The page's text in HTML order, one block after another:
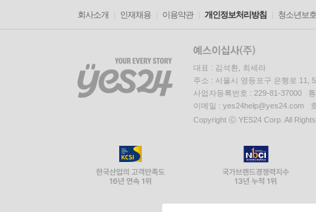
회사소개 인재채용 이용약관 개인정보처리방침 청소년보
대표 : 김석환, 최세라
주소 : 서울시 영등포구 은행로 11,
사업자등록번호 : 229-81-37000
이메일 : yes24help@yes24.com
Copyright ⓒ YES24 Corp. All